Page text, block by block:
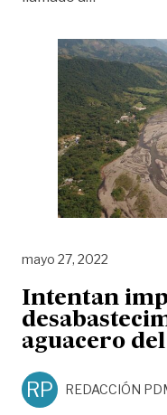
mayo 27, 2022
Intentan
aguacero
RP REDACCIÓN